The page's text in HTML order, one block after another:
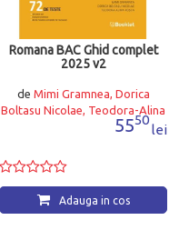
Romana BAC Ghid complet
2025 v2
de Mimi Gramnea, Dorica
Boltasu Nicolae, Teodora-Alina
5550
lei
Adauga in cos